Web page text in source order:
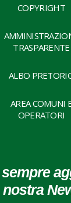
COPYRIGHT
TRASPARENTE
ALBO
AREA COMUNI
OPERATORI